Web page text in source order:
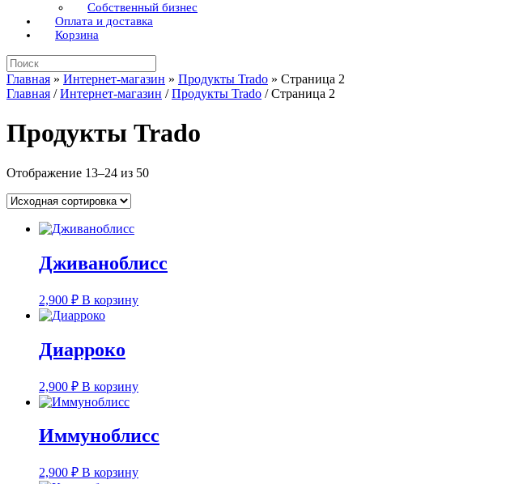
Собственный бизнес
Оплата и доставка
Корзина
Поиск
по:
Главная » Интернет-магазин » Продукты Trado » Страница 2
Главная /Интернет-магазин /Продукты Trado / Страница 2
Продукты Trado
Отображение 13–24 из 50
Дживаноблисс
2,900 ₽ В корзину
Диарроко
2,900 ₽ В корзину
Иммуноблисс
2,900 ₽ В корзину